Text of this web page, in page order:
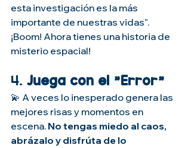
esta investigación es la más
importante de nuestras vidas".
¡Boom! Ahora tienes una historia de
misterio espacial!
4. Juega con el "Error"
💫 A veces lo inesperado genera las
mejores risas y momentos en
escena. No tengas miedo al caos,
abrázalo y disfrúta de lo